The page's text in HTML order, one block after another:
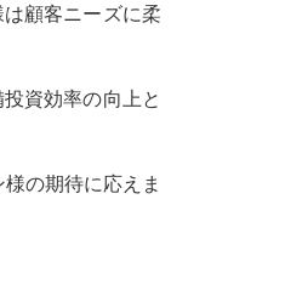
顧客ニーズに柔
資効率の向上と
の期待に応えま